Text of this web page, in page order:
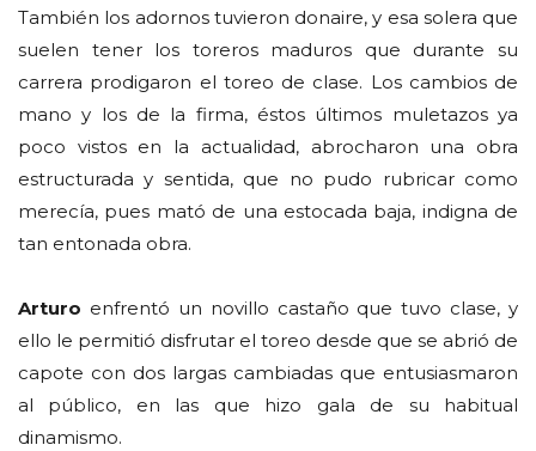
También los adornos tuvieron donaire, y esa solera que
suelen tener los toreros maduros que durante su
carrera prodigaron el toreo de clase. Los cambios de
mano y los de la firma, éstos últimos muletazos ya
poco vistos en la actualidad, abrocharon una obra
estructurada y sentida, que no pudo rubricar como
merecía, pues mató de una estocada baja, indigna de
tan entonada obra.
Arturo enfrentó un novillo castaño que tuvo clase, y
ello le permitió disfrutar el toreo desde que se abrió de
capote con dos largas cambiadas que entusiasmaron
al público, en las que hizo gala de su habitual
dinamismo.